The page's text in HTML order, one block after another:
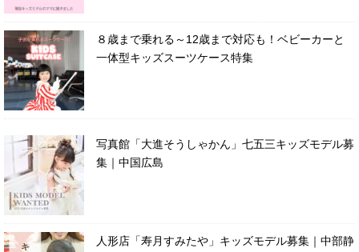
８歳まで乗れる～12歳まで対応も！ベビーカーと
一体型キッズスーツケース特集
写真館「大進そうしゃかん」七五三キッズモデル募
集｜中国広島
人形店「寿月すみたや」キッズモデル募集｜中部静